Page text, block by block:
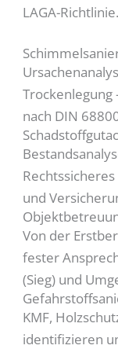
LAGA-Richtlinie.
nach DIN
und
Von der
fester
(Sieg) und
KMF,
identifizieren